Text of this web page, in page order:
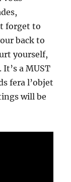
forget to
back to
yourself,
a MUST
fera l’objet
will be